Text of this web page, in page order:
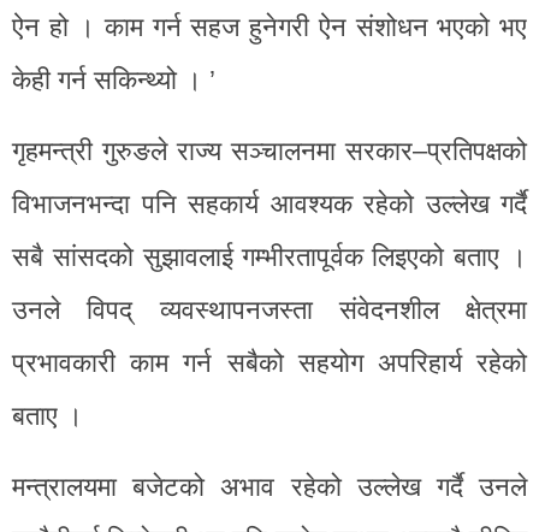
ऐन हो । काम गर्न सहज हुनेगरी ऐन संशोधन भएको भए
केही गर्न सकिन्थ्यो । ’
गृहमन्त्री गुरुङले राज्य सञ्चालनमा सरकार–प्रतिपक्षको
विभाजनभन्दा पनि सहकार्य आवश्यक रहेको उल्लेख गर्दै
सबै सांसदको सुझावलाई गम्भीरतापूर्वक लिइएको बताए ।
उनले विपद् व्यवस्थापनजस्ता संवेदनशील क्षेत्रमा
प्रभावकारी काम गर्न सबैको सहयोग अपरिहार्य रहेको
बताए ।
मन्त्रालयमा बजेटको अभाव रहेको उल्लेख गर्दै उनले